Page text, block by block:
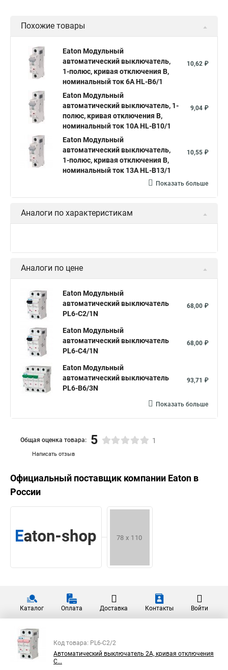
Похожие товары
Eaton Модульный
автоматический выключатель,
1-полюс, кривая отключения B,
номинальный ток 6А HL-B6/1
10,62 ₽
Eaton Модульный
автоматический выключатель, 1-
полюс, кривая отключения B,
номинальный ток 10А HL-B10/1
9,04 ₽
Eaton Модульный
автоматический выключатель,
1-полюс, кривая отключения B,
номинальный ток 13А HL-B13/1
10,55 ₽
Показать больше
Аналоги по характеристикам
Аналоги по цене
Eaton Модульный
автоматический выключатель
PL6-C2/1N
68,00 ₽
Eaton Модульный
автоматический выключатель
PL6-C4/1N
68,00 ₽
Eaton Модульный
автоматический выключатель
PL6-B6/3N
93,71 ₽
Показать больше
Написать отзыв
Общая оценка товара: 5 1
Официальный поставщик компании Eaton в
России
Каталог Оплата Доставка Контакты Войти
Код товара: PL6-C2/2
Автоматический выключатель 2А, кривая отключения
С...